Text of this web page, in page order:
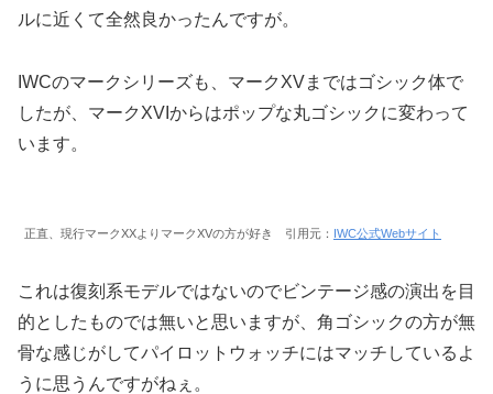
ルに近くて全然良かったんですが。
IWCのマークシリーズも、マークXVまではゴシック体で
したが、マークXVIからはポップな丸ゴシックに変わって
います。
正直、現行マークXXよりマークXVの方が好き 引用元： IWC公式Webサイト
これは復刻系モデルではないのでビンテージ感の演出を目
的としたものでは無いと思いますが、角ゴシックの方が無
骨な感じがしてパイロットウォッチにはマッチしているよ
うに思うんですがねぇ。